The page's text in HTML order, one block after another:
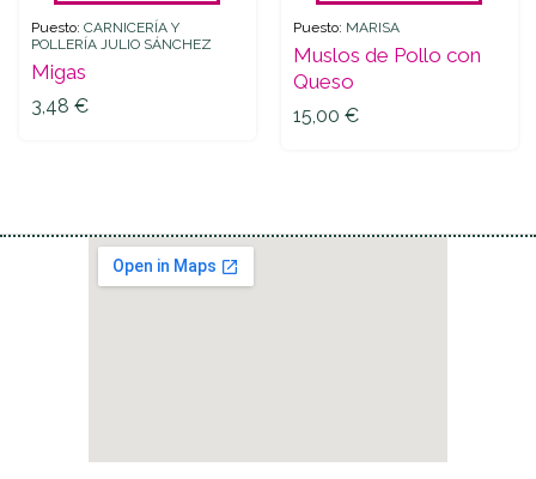
Puesto: CARNICERÍA Y
POLLERÍA JULIO SÁNCHEZ
Migas
3,48 €
quantity
Puesto: MARISA
Muslos de Pollo con
Queso
15,00 €